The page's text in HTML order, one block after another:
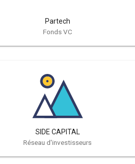
Partech
Fonds VC
SIDE CAPITAL
Réseau d'investisseurs